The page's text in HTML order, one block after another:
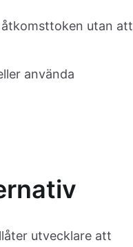
utan att
använda
utvecklare att